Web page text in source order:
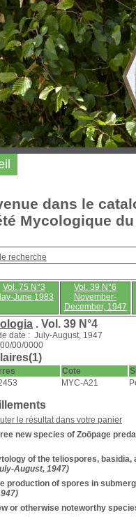
dans le
Mycologique
recherche
Vol. 75 N°3
June 1983
Vol. 39 N°6
November-
December, 1947
. Vol. 39 N°4
date : July-August, 1947
00/0000
Cote
MYC-A21
le résultat dans votre panier
new species of Zoöpage
of the teliospores,
August, 1947)
production of spores in
or otherwise noteworthy